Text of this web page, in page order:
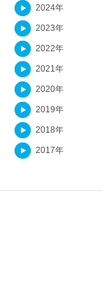
2024年
2023年
2022年
2021年
2020年
2019年
2018年
2017年